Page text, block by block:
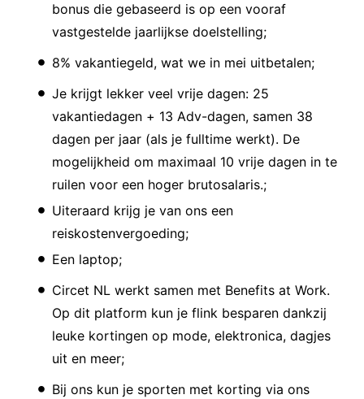
bonus die gebaseerd is op een vooraf
vastgestelde jaarlijkse doelstelling;
8% vakantiegeld, wat we in mei uitbetalen;
Je krijgt lekker veel vrije dagen: 25
vakantiedagen + 13 Adv-dagen, samen 38
dagen per jaar (als je fulltime werkt). De
mogelijkheid om maximaal 10 vrije dagen in te
ruilen voor een hoger brutosalaris.;
Uiteraard krijg je van ons een
reiskostenvergoeding;
Een laptop;
Circet NL werkt samen met Benefits at Work.
Op dit platform kun je flink besparen dankzij
leuke kortingen op mode, elektronica, dagjes
uit en meer;
Bij ons kun je sporten met korting via ons